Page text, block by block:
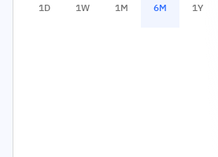
1D 1W 1M 6M 1Y